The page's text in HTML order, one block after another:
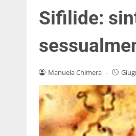
Sifilide:
Manuela Chimera -